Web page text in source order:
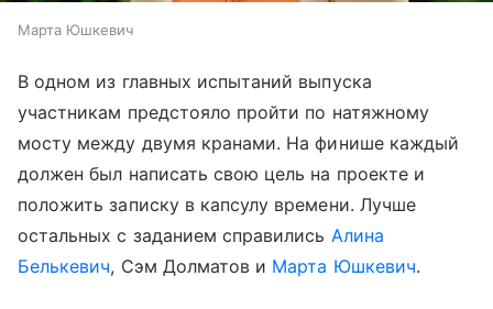
Марта Юшкевич
В одном из главных испытаний выпуска
участникам предстояло пройти по натяжному
мосту между двумя кранами. На финише каждый
должен был написать свою цель на проекте и
положить записку в капсулу времени. Лучше
остальных с заданием справились Алина
Белькевич, Сэм Долматов и Марта Юшкевич.